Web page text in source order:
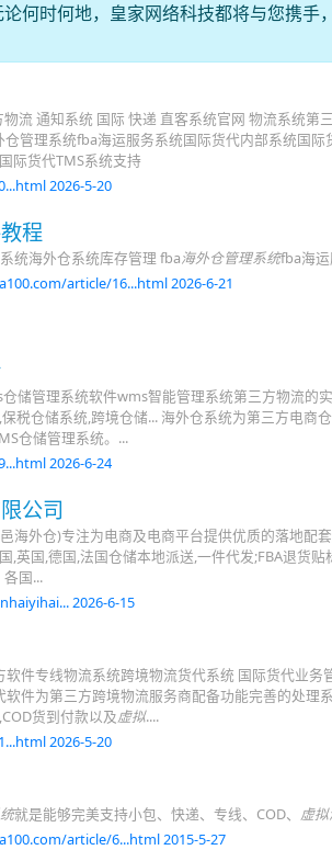
何时何地，皇家网络科技都将与您携手
流 通知系统 国际 快递 直客系统官网 物流系统
管理系统fba海运服务系统国际货代内部系统国
际货代TMS系统支持
2026-5-20
程
统海外仓系统库存管理 fba海外仓管理系统fba海
article/16...html 2026-6-21
储管理系统软件wms智能管理系统第三方物流的
税仓储系统,跨境仓储... 海外仓系统为第三方电商
仓储管理系统。...
2026-6-24
公司
海外仓)专注为电商及电商平台提供优质的落地配
,英国,德国,法国仓储本地派送,一件代发;FBA退货
国...
2026-6-15
件专线物流系统跨境物流货代系统 国际货代业务
件为第三方跨境物流服务商配备功能完善的处理
货到付款以及虚拟....
2026-5-20
就是能够完美支持小包、快递、专线、COD、 虚
article/6...html 2015-5-27